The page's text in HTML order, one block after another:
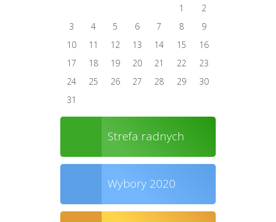
1
2
3
4 5 6 7 8
9
10
11 12 13 14 15
16
17
18 19 20 21 22
23
24
25 26 27 28 29
30
31
Strefa radnych
Wybory 2020